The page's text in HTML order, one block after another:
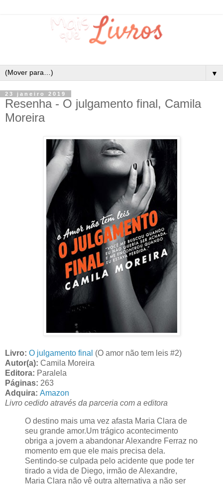
▼
23 janeiro 2019
Resenha - O julgamento final, Camila
Moreira
Livro: O julgamento final (O amor não tem leis #2)
Autor(a): Camila Moreira
Editora: Paralela
Páginas: 263
Adquira: Amazon
Livro cedido através da parceria com a editora
O destino mais uma vez afasta Maria Clara de
seu grande amor.Um trágico acontecimento
obriga a jovem a abandonar Alexandre Ferraz no
momento em que ele mais precisa dela.
Sentindo-se culpada pelo acidente que pode ter
tirado a vida de Diego, irmão de Alexandre,
Maria Clara não vê outra alternativa a não ser